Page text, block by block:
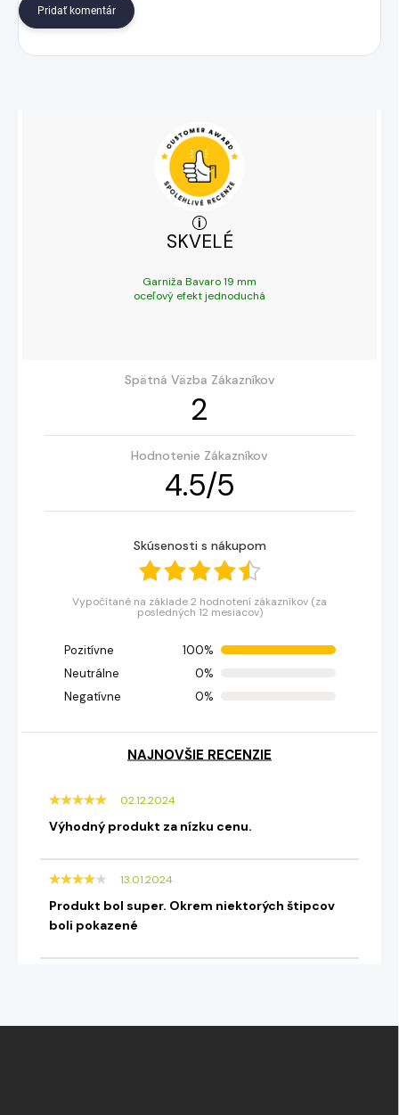
Pridať komentár
SKVELÉ
Garniža Bavaro 19 mm
oceľový efekt jednoduchá
Spätná Väzba Zákazníkov
2
Hodnotenie Zákazníkov
4.5/5
Skúsenosti s nákupom
Vypočítané na základe 2 hodnotení zákazníkov (za
posledných 12 mesiacov)
Pozitívne
100%
Neutrálne
0%
Negatívne
0%
NAJNOVŠIE RECENZIE
02.12.2024
Výhodný produkt za nízku cenu.
13.01.2024
Produkt bol super. Okrem niektorých štipcov
boli pokazené